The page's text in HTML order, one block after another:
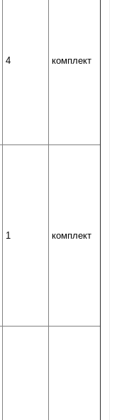
4 комплект
1 комплект